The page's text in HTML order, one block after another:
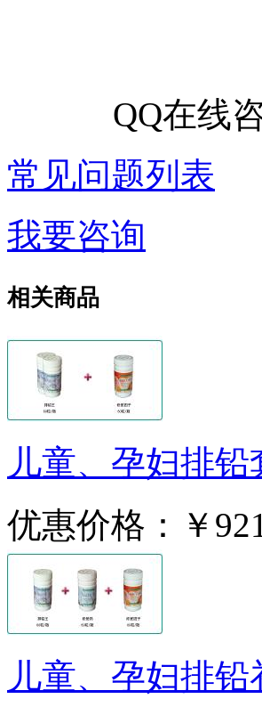
QQ在线
常见问题列表
我要咨询
相关商品
儿童、孕妇排铅
优惠价格：
￥
儿童、孕妇排铅